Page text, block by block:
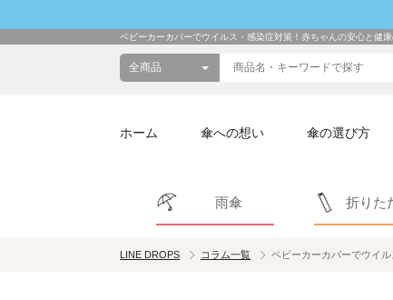
ベビーカーカバーでウイルス・感染症対策！赤ちゃんの安心と健
ホーム 傘への想い 傘の選び方
雨傘 折りた
LINE DROPS コラム一覧 ベビーカーカバーでウイ